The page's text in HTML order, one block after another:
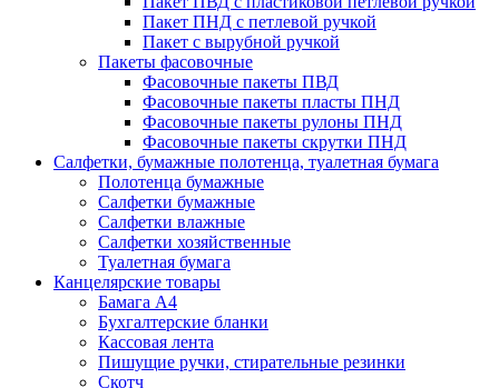
Пакет ПНД с петлевой ручкой
Пакет с вырубной ручкой
Пакеты фасовочные
Фасовочные пакеты ПВД
Фасовочные пакеты пласты ПНД
Фасовочные пакеты рулоны ПНД
Фасовочные пакеты скрутки ПНД
Салфетки, бумажные полотенца, туалетная бумага
Полотенца бумажные
Салфетки бумажные
Салфетки влажные
Салфетки хозяйственные
Туалетная бумага
Канцелярские товары
Бамага А4
Бухгалтерские бланки
Кассовая лента
Пишущие ручки, стирательные резинки
Скотч